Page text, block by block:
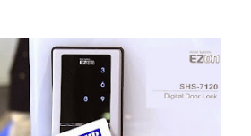
Meneriakkan Waja Sampai Ka
Indonesia'
Muhammad SAW